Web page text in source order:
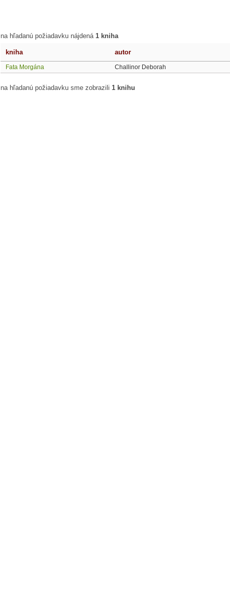
na hľadanú požiadavku nájdená 1 kniha
kniha autor
Fata Morgána Challinor Deborah
na hľadanú požiadavku sme zobrazili 1 knihu